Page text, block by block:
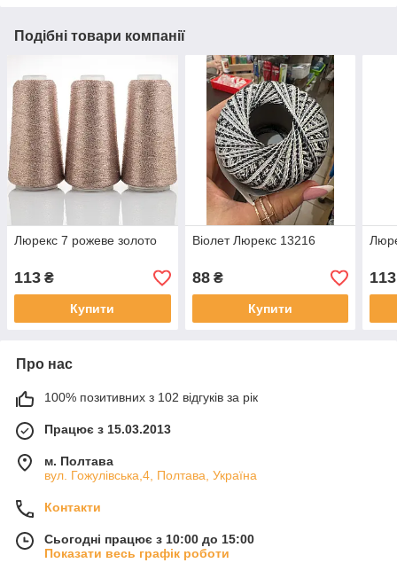
Подібні товари компанії
Люрекс 7 рожеве золото
113 ₴
Купити
Віолет Люрекс 13216
88₴
Купити
113
Про нас
100% позитивних з 102 відгуків за рік
Працює з 15.03.2013
м. Полтава
вул. Гожулівська,4, Полтава, Україна
Контакти
Сьогодні працює з 10:00 до 15:00
Показати весь графік роботи